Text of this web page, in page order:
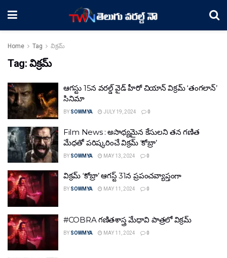
Home Tag విక్రమ్
Tag: విక్రమ్
ఆగస్టు 15న వరల్డ్ వైడ్ హీరో చియాన్ విక్రమ్ ‘తంగలాన్’
సినిమా
BY SOWMYA JULY 19, 2024 0
Film News : అసాధ్యమైన కేసులని తన గణిత
మేధతో పరిష్కరించే విక్రమ్ ‘కోబ్రా’
BY SOWMYA MAY 13, 2024 0
విక్రమ్ ‘కోబ్రా’ ఆగస్ట్ 31న ప్రపంచవ్యాప్తంగా
BY SOWMYA MAY 11, 2024 0
#COBRA గణితశాస్త్ర మేధావి పాత్రలో విక్రమ్
BY SOWMYA MAY 11, 2024 0